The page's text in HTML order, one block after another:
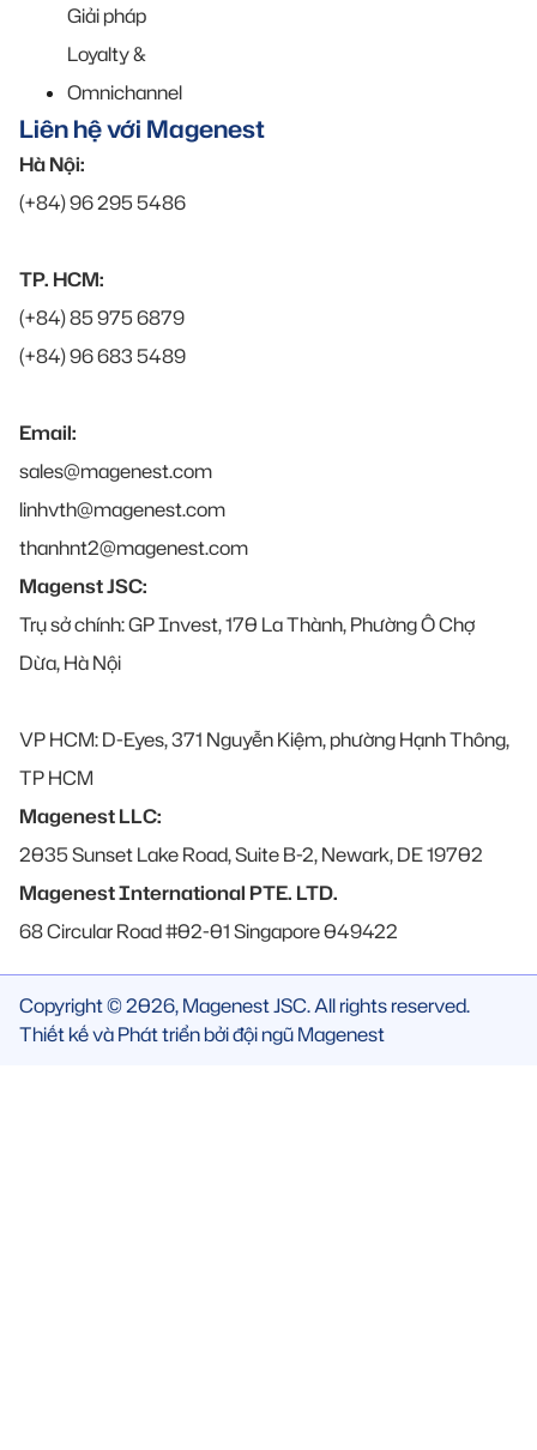
Giải pháp
Loyalty &
Omnichannel
Liên hệ với Magenest
Hà Nội:
(+84) 96 295 5486
TP. HCM:
(+84) 85 975 6879
(+84) 96 683 5489
Email:
sales@magenest.com
linhvth@magenest.com
thanhnt2@magenest.com
Magenst JSC:
Trụ sở chính: GP Invest, 170 La Thành, Phường Ô Chợ
Dừa, Hà Nội
VP HCM: D-Eyes, 371 Nguyễn Kiệm, phường Hạnh Thông,
TP HCM
Magenest LLC:
2035 Sunset Lake Road, Suite B-2, Newark, DE 19702
Magenest International PTE. LTD.
68 Circular Road #02-01 Singapore 049422
Copyright © 2026, Magenest JSC. All rights reserved.
Thiết kế và Phát triển bởi đội ngũ Magenest